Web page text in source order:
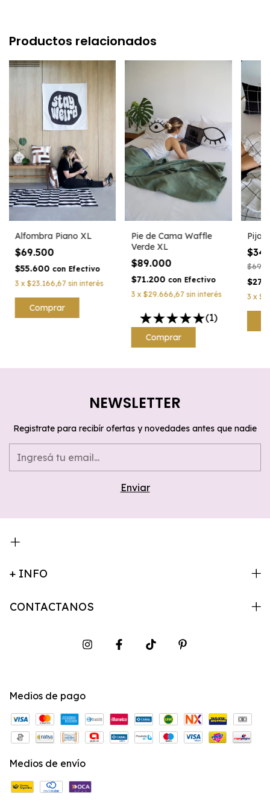
Productos relacionados
Alfombra Piano XL
$69.500
$55.600 con Efectivo
3 x$23.166,67 sin interés
Pie de Cama Waffle
Verde XL
$89.000
$71.200 con Efectivo
3 x$29.666,67 sin interés
(1)
3 x
NEWSLETTER
Registrate para recibír ofertas y novedades antes que nadie
+ INFO
CONTACTANOS
Medios de pago
Medios de envío